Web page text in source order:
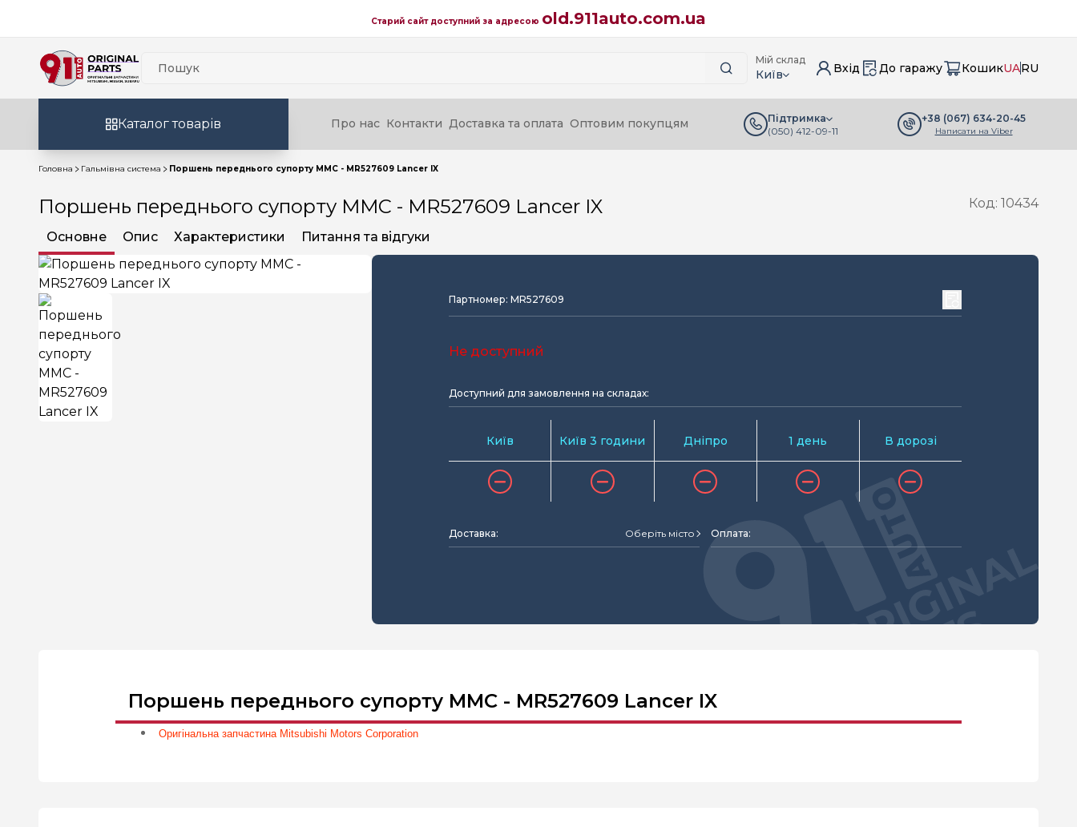
Старий сайт доступний за адресою old.911auto.com.ua
Мій склад
Київ Вхід До гаражу КошикUARU
Каталог товарів Про нас Контакти Доставка та оплата Оптовим покупцям
Підтримка
(050) 412-09-11
+38 (067) 634-20-45
Написати на Viber
Головна Гальмівна система Поршень переднього супорту MMC - MR527609 Lancer IX
Поршень переднього супорту MMC - MR527609 Lancer IX Код: 10434
Основне Опис Характеристики Питання та відгуки
Партномер: MR527609
Не доступний
Доступний для замовлення на складах:
Київ Київ 3 години Дніпро 1 день В дорозі
Доставка: Оберіть місто Оплата:
Поршень переднього супорту MMC - MR527609 Lancer IX
Оригінальна запчастина Mitsubishi Motors Corporation